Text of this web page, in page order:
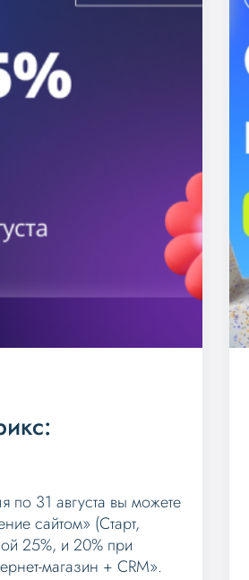
31 августа вы можете
сайтом» (Старт,
25%, и 20% при
магазин + CRM».